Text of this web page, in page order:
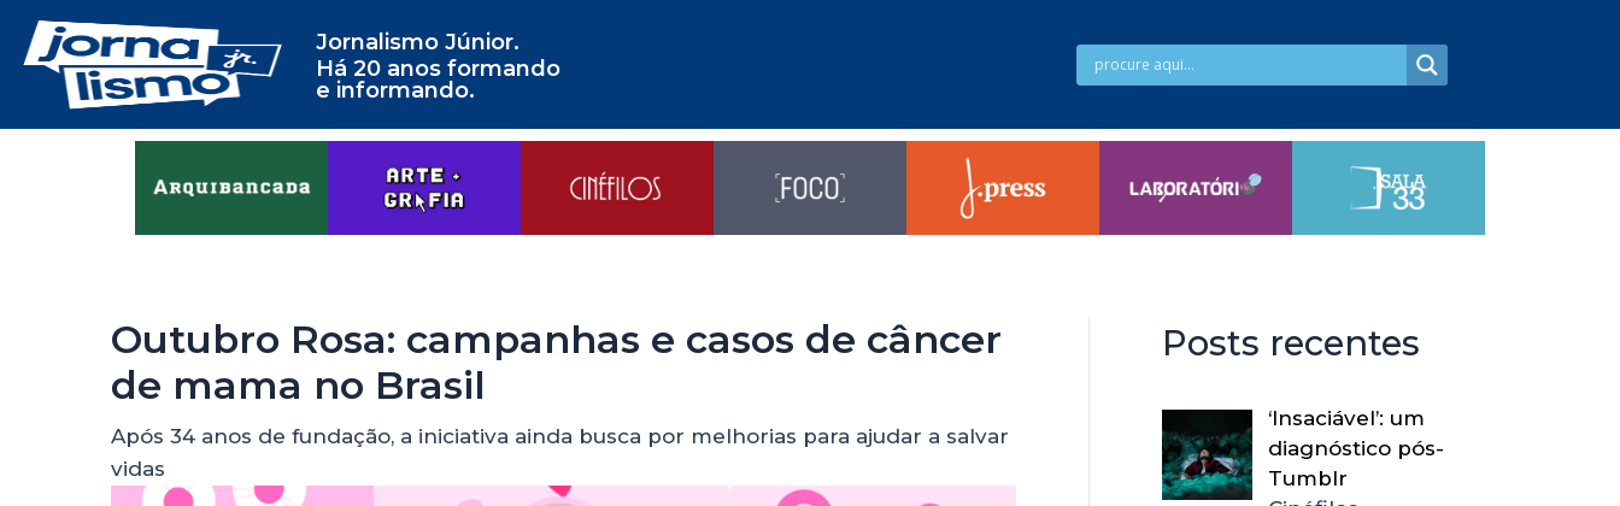
Jornalismo Júnior.
Há 20 anos formando
e informando.
Outubro Rosa: campanhas e casos de câncer
de mama no Brasil
Após 34 anos de fundação, a iniciativa ainda busca por melhorias para ajudar a salvar
vidas
Posts recentes
‘Insaciável’: um
diagnóstico pós-
Tumblr